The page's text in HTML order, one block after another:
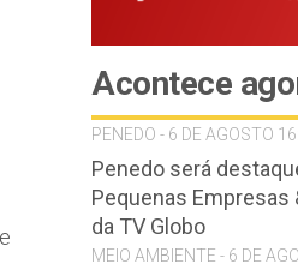
Acontece
PENEDO - 6 DE AGOSTO
Penedo será
Pequenas Empresas
da TV Globo
MEIO AMBIENTE - 6 DE